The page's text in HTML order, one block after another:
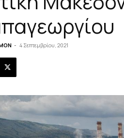
- 4 Σεπτεμβρίου, 2021